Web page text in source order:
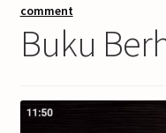
comment
Buku